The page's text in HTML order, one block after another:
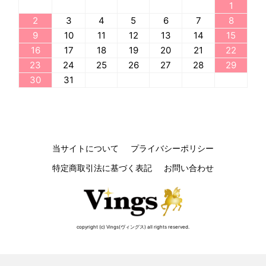
1
2
3 4 5 6 7
8
9
10 11 12 13 14
15
16
17 18 19 20 21
22
23
24 25 26 27 28
29
30
31
当サイトについて
プライバシーポリシー
特定商取引法に基づく表記
お問い合わせ
copyright (c) Vings(ヴィングス) all rights reserved.